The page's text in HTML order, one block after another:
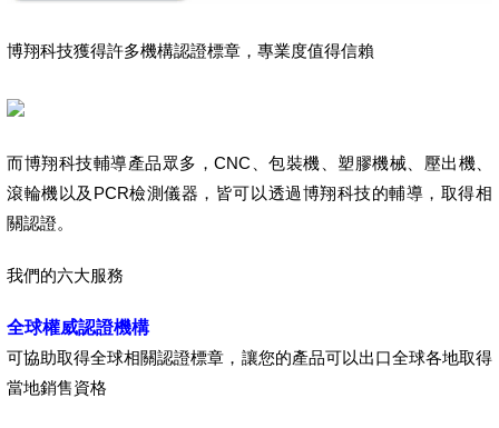
博翔科技獲得許多機構認證標章，專業度值得信賴
而博翔科技輔導產品眾多，CNC、包裝機、塑膠機械、壓出機、
滾輪機以及PCR檢測儀器，皆可以透過博翔科技的輔導，取得相
關認證。
我們的六大服務
全球權威認證機構
可協助取得全球相關認證標章，讓您的產品可以出口全球各地取得
當地銷售資格